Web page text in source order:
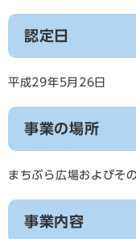
認定日
平成29年5月26日
事業の場所
まちぶら広場およびそ
事業内容